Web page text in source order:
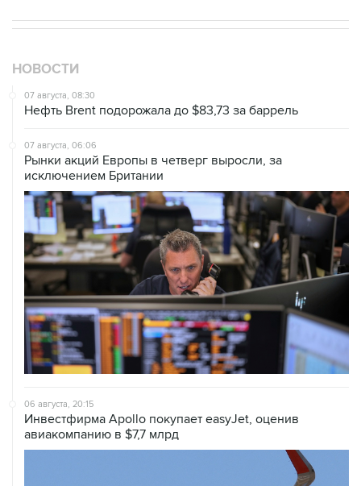
НОВОСТИ
07 августа, 08:30
Нефть Brent подорожала до $83,73 за баррель
07 августа, 06:06
Рынки акций Европы в четверг выросли, за
исключением Британии
06 августа, 20:15
Инвестфирма Apollo покупает easyJet, оценив
авиакомпанию в $7,7 млрд